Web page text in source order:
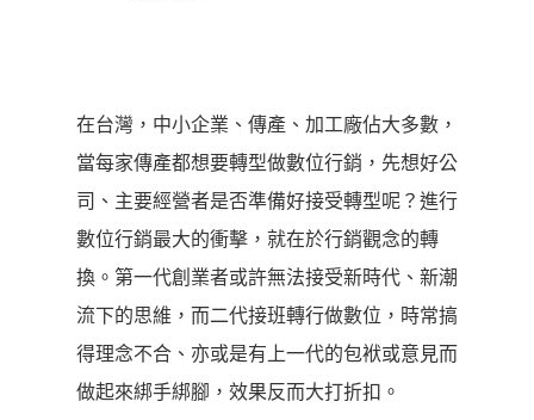
在台灣，中小企業、傳產、加工廠佔大多數，
當每家傳產都想要轉型做數位行銷，先想好公
司、主要經營者是否準備好接受轉型呢？進行
數位行銷最大的衝擊，就在於行銷觀念的轉
換。第一代創業者或許無法接受新時代、新潮
流下的思維，而二代接班轉行做數位，時常搞
得理念不合、亦或是有上一代的包袱或意見而
做起來綁手綁腳，效果反而大打折扣。